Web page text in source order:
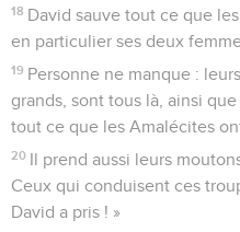
18 David sauve tout ce que
en particulier ses deux
19 Personne ne manque :
grands, sont tous là, ainsi
tout ce que les Amalécites
20 Il prend aussi leurs
Ceux qui conduisent ces
David a pris ! »